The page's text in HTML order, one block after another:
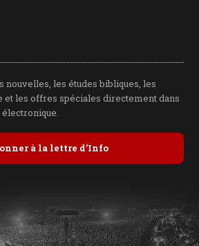
nouvelles, les études bibliques, les
et les offres spéciales directement dans
à la lettre d’Info